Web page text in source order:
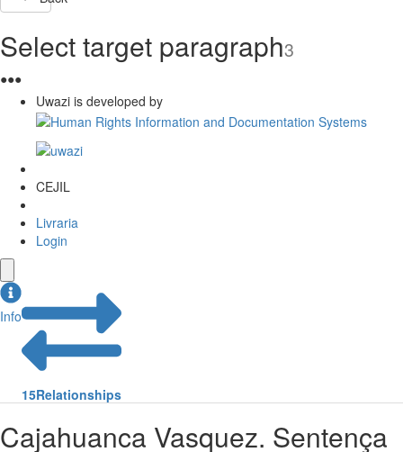
Select target paragraph3
●●●
Uwazi is developed by
CEJIL
Livraria
Login
Info
15Relationships
Cajahuanca Vasquez. Sentença